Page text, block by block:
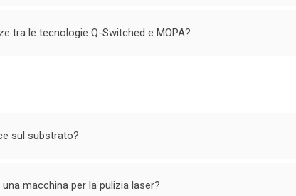
tra le tecnologie Q-Switched e MOPA?
sul substrato?
macchina per la pulizia laser?